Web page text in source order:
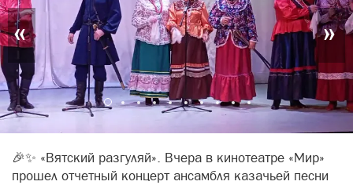
« »
🎉✨ «Вятский разгуляй». Вчера в кинотеатре «Мир»
прошел отчетный концерт ансамбля казачьей песни